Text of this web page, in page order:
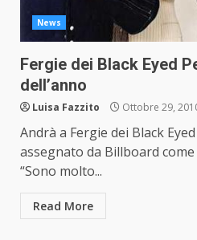
News
Fergie dei Black Eyed
dell’anno
Luisa Fazzito Ottobre 29,
Andrà a Fergie dei Black
assegnato da Billboard come
“Sono molto...
Read More